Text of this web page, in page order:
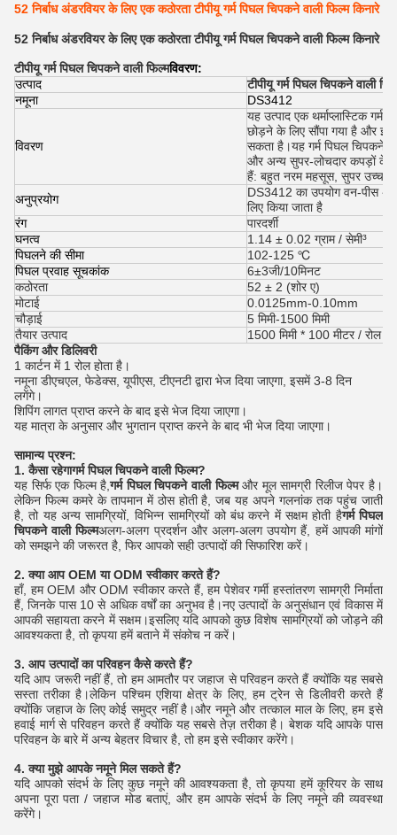
52 निर्बाध अंडरवियर के लिए एक कठोरता टीपीयू गर्म पिघल चिपकने वाली फिल्म किनारे
52 निर्बाध अंडरवियर के लिए एक कठोरता टीपीयू गर्म पिघल चिपकने वाली फिल्म किनारे
टीपीयू गर्म पिघल चिपकने वाली फिल्मविवरण:
उत्पाद
टीपीयू गर्म पिघल चिपकने वाली
नमूना
DS3412
विवरण
यह उत्पाद एक थर्माप्लास्टिक
छोड़ने के लिए सौंपा गया है और इसे
सकता है।यह गर्म पिघल चिपकने
और अन्य सुपर-लोचदार कपड़ों के
हैं: बहुत नरम महसूस, सुपर उच्च
अनुप्रयोग
DS3412 का उपयोग वन-पीस
लिए किया जाता है
रंग
पारदर्शी
घनत्व
1.14 ± 0.02 ग्राम / सेमी³
पिघलने की सीमा
102-125 ℃
पिघल प्रवाह सूचकांक
6±3जी/10मिनट
कठोरता
52 ± 2 (शोर ए)
मोटाई
0.0125mm-0.10mm
चौड़ाई
5 मिमी-1500 मिमी
तैयार उत्पाद
1500 मिमी * 100 मीटर / रोल
पैकिंग और डिलिवरी
1 कार्टन में 1 रोल होता है।
नमूना डीएचएल, फेडेक्स, यूपीएस, टीएनटी द्वारा भेज दिया जाएगा, इसमें 3-8 दिन
लगेंगे।
शिपिंग लागत प्राप्त करने के बाद इसे भेज दिया जाएगा।
यह मात्रा के अनुसार और भुगतान प्राप्त करने के बाद भी भेज दिया जाएगा।
सामान्य प्रश्न:
1. कैसा रहेगागर्म पिघल चिपकने वाली फिल्म?
यह सिर्फ एक फिल्म है,गर्म पिघल चिपकने वाली फिल्म और मूल सामग्री रिलीज पेपर है।
लेकिन फिल्म कमरे के तापमान में ठोस होती है, जब यह अपने गलनांक तक पहुंच जाती
है, तो यह अन्य सामग्रियों, विभिन्न सामग्रियों को बंध करने में सक्षम होती हैगर्म पिघल
चिपकने वाली फिल्मअलग-अलग प्रदर्शन और अलग-अलग उपयोग हैं, हमें आपकी मांगों
को समझने की जरूरत है, फिर आपको सही उत्पादों की सिफारिश करें।
2. क्या आप OEM या ODM स्वीकार करते हैं?
हाँ, हम OEM और ODM स्वीकार करते हैं, हम पेशेवर गर्मी हस्तांतरण सामग्री निर्माता
हैं, जिनके पास 10 से अधिक वर्षों का अनुभव है।नए उत्पादों के अनुसंधान एवं विकास में
आपकी सहायता करने में सक्षम।इसलिए यदि आपको कुछ विशेष सामग्रियों को जोड़ने की
आवश्यकता है, तो कृपया हमें बताने में संकोच न करें।
3. आप उत्पादों का परिवहन कैसे करते हैं?
यदि आप जरूरी नहीं हैं, तो हम आमतौर पर जहाज से परिवहन करते हैं क्योंकि यह सबसे
सस्ता तरीका है।लेकिन पश्चिम एशिया क्षेत्र के लिए, हम ट्रेन से डिलीवरी करते हैं
क्योंकि जहाज के लिए कोई समुद्र नहीं है।और नमूने और तत्काल माल के लिए, हम इसे
हवाई मार्ग से परिवहन करते हैं क्योंकि यह सबसे तेज़ तरीका है। बेशक यदि आपके पास
परिवहन के बारे में अन्य बेहतर विचार है, तो हम इसे स्वीकार करेंगे।
4. क्या मुझे आपके नमूने मिल सकते हैं?
यदि आपको संदर्भ के लिए कुछ नमूने की आवश्यकता है, तो कृपया हमें कूरियर के साथ
अपना पूरा पता / जहाज मोड बताएं, और हम आपके संदर्भ के लिए नमूने की व्यवस्था
करेंगे।